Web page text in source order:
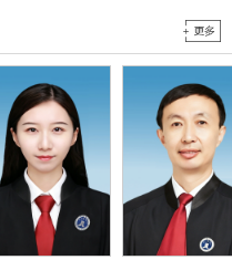
2017/6/26
2012/2/14
2012/2/14
2009/1/15
2008/3/29